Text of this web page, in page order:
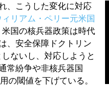
、こうした変化に対応
ィリアム・ペリー元米国
国の核兵器政策は時代
、安全保障ドクトリン
ないし、対応しようと
常紛争や非核兵器国
の閾値を下げている。